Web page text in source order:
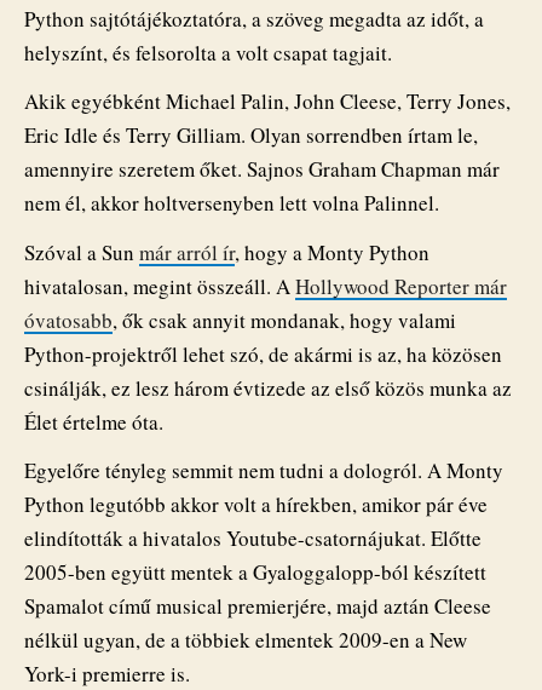
Python sajtótájékoztatóra, a szöveg megadta az időt, a
helyszínt, és felsorolta a volt csapat tagjait.
Akik egyébként Michael Palin, John Cleese, Terry Jones,
Eric Idle és Terry Gilliam. Olyan sorrendben írtam le,
amennyire szeretem őket. Sajnos Graham Chapman már
nem él, akkor holtversenyben lett volna Palinnel.
Szóval a Sun már arról ír, hogy a Monty Python
hivatalosan, megint összeáll. AHollywood Reporter már
óvatosabb, ők csak annyit mondanak, hogy valami
Python-projektről lehet szó, de akármi is az, ha közösen
csinálják, ez lesz három évtizede az első közös munka az
Élet értelme óta.
Egyelőre tényleg semmit nem tudni a dologról. A Monty
Python legutóbb akkor volt a hírekben, amikor pár éve
elindították a hivatalos Youtube-csatornájukat. Előtte
2005-ben együtt mentek a Gyaloggalopp-ból készített
Spamalot című musical premierjére, majd aztán Cleese
nélkül ugyan, de a többiek elmentek 2009-en a New
York-i premierre is.